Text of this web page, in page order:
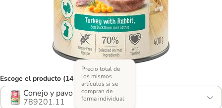
Escoge el producto (14 opciones)
Conejo y pavo
789201.11
Precio total de
los mismos
artículos si se
compran de
forma individual